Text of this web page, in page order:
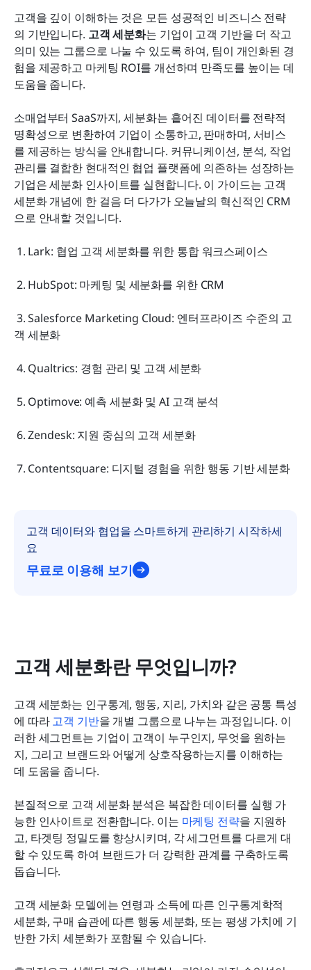
고객을 깊이 이해하는 것은 모든 성공적인 비즈니스 전략
의 기반입니다. 고객 세분화는 기업이 고객 기반을 더 작고
의미 있는 그룹으로 나눌 수 있도록 하여, 팀이 개인화된 경
험을 제공하고 마케팅 ROI를 개선하며 만족도를 높이는 데
도움을 줍니다.
소매업부터 SaaS까지, 세분화는 흩어진 데이터를 전략적
명확성으로 변환하여 기업이 소통하고, 판매하며, 서비스
를 제공하는 방식을 안내합니다. 커뮤니케이션, 분석, 작업
관리를 결합한 현대적인 협업 플랫폼에 의존하는 성장하는
기업은 세분화 인사이트를 실현합니다. 이 가이드는 고객
세분화 개념에 한 걸음 더 다가가 오늘날의 혁신적인 CRM
으로 안내할 것입니다.
1. Lark: 협업 고객 세분화를 위한 통합 워크스페이스
2. HubSpot: 마케팅 및 세분화를 위한 CRM
객 세분화
4. Qualtrics: 경험 관리 및 고객 세분화
5. Optimove: 예측 세분화 및 AI 고객 분석
6. Zendesk: 지원 중심의 고객 세분화
7. Contentsquare: 디지털 경험을 위한 행동 기반 세분화
고객 데이터와 협업을 스마트하게 관리하기 시작하세
요
무료로 이용해 보기
고객 세분화란 무엇입니까?
고객 세분화는 인구통계, 행동, 지리, 가치와 같은 공통 특성
에 따라 고객 기반을 개별 그룹으로 나누는 과정입니다. 이
러한 세그먼트는 기업이 고객이 누구인지, 무엇을 원하는
지, 그리고 브랜드와 어떻게 상호작용하는지를 이해하는
데 도움을 줍니다.
본질적으로 고객 세분화 분석은 복잡한 데이터를 실행 가
능한 인사이트로 전환합니다. 이는 마케팅 전략을 지원하
고, 타겟팅 정밀도를 향상시키며, 각 세그먼트를 다르게 대
할 수 있도록 하여 브랜드가 더 강력한 관계를 구축하도록
돕습니다.
고객 세분화 모델에는 연령과 소득에 따른 인구통계학적
세분화, 구매 습관에 따른 행동 세분화, 또는 평생 가치에 기
반한 가치 세분화가 포함될 수 있습니다.
7가지 최고의 고객 세분화 도구를 살펴보세요
최고의 고객 세분화 도구 7가지
고객 세분화 분석을 수행하는 단계
왜 고객 세분화가 비즈니스 성장에 필수적인지
결론
자주 묻는 질문
관련 읽기